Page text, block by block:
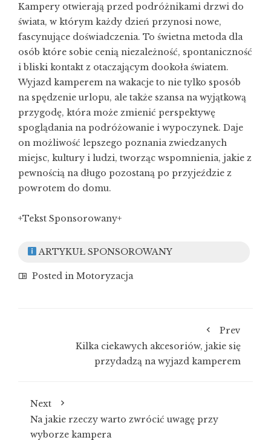
Kampery otwierają przed podróżnikami drzwi do
świata, w którym każdy dzień przynosi nowe,
fascynujące doświadczenia. To świetna metoda dla
osób które sobie cenią niezależność, spontaniczność
i bliski kontakt z otaczającym dookoła światem.
Wyjazd kamperem na wakacje to nie tylko sposób
na spędzenie urlopu, ale także szansa na wyjątkową
przygodę, która może zmienić perspektywę
spoglądania na podróżowanie i wypoczynek. Daje
on możliwość lepszego poznania zwiedzanych
miejsc, kultury i ludzi, tworząc wspomnienia, jakie z
pewnością na długo pozostaną po przyjeździe z
powrotem do domu.
+Tekst Sponsorowany+
ARTYKUŁ SPONSOROWANY
Posted in Motoryzacja
Prev
Kilka ciekawych akcesoriów, jakie się
przydadzą na wyjazd kamperem
Next
Na jakie rzeczy warto zwrócić uwagę przy
wyborze kampera